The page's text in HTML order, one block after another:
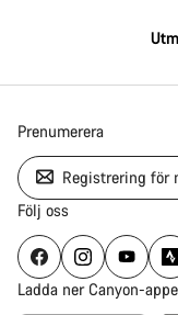
Prenumerera
Registrering för
Följ oss
Ladda ner Canyon-